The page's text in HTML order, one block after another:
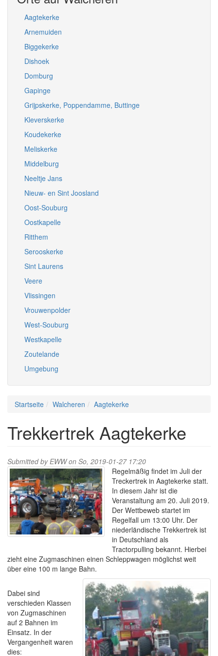
Aagtekerke
Arnemuiden
Biggekerke
Dishoek
Domburg
Gapinge
Grijpskerke, Poppendamme, Buttinge
Kleverskerke
Koudekerke
Meliskerke
Middelburg
Neeltje Jans
Nieuw- en Sint Joosland
Oost-Souburg
Oostkapelle
Ritthem
Serooskerke
Sint Laurens
Veere
Vlissingen
Vrouwenpolder
West-Souburg
Westkapelle
Zoutelande
Umgebung
Startseite Walcheren Aagtekerke
Trekkertrek Aagtekerke
Submitted byEWWon So, 2019-01-27 17:20
Regelmäßig findet im Juli der
Treckertrek in Aagtekerke statt.
In diesem Jahr ist die
Veranstaltung am 20. Juli 2019.
Der Wettbeweb startet im
Regelfall um 13:00 Uhr. Der
niederländische Trekkertrek ist
in Deutschland als
Tractorpulling bekannt. Hierbei
zieht eine Zugmaschinen einen Schleppwagen möglichst weit
über eine 100 m lange Bahn.
Dabei sind
verschieden Klassen
von Zugmaschinen
auf 2 Bahnen im
Einsatz. In der
Vergangenheit waren
dies: